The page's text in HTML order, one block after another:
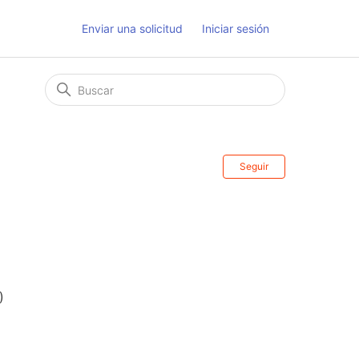
Enviar una solicitud Iniciar sesión
Seguir